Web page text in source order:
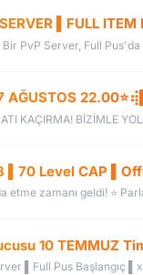
▌FULL
PvP Server, Full
10 TEMMUZ
▌Full Pus Başlangıç